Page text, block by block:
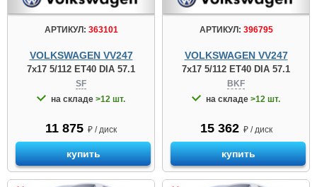
АРТИКУЛ: 363101
VOLKSWAGEN VV247
7x17 5/112 ET40 DIA 57.1
SF
на складе >12 шт.
11 875 ₽ / диск
купить
АРТИКУЛ: 396795
VOLKSWAGEN VV247
7x17 5/112 ET40 DIA 57.1
BKF
на складе >12 шт.
15 362 ₽ / диск
купить